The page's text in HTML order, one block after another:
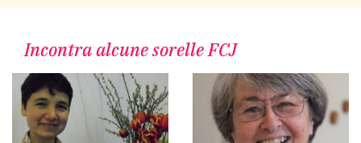
Incontra alcune sorelle FCJ